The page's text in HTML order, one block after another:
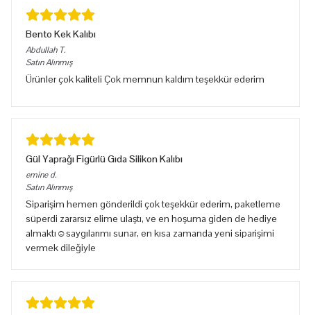
Bento Kek Kalıbı
Abdullah T.
Satın Alınmış
Ürünler çok kaliteli Çok memnun kaldım teşekkür ederim
Gül Yaprağı Figürlü Gıda Silikon Kalıbı
emine d.
Satın Alınmış
Siparişim hemen gönderildi çok teşekkür ederim, paketleme
süperdi zararsız elime ulaştı, ve en hoşuma giden de hediye
almaktı☺️saygılarımı sunar, en kısa zamanda yeni siparişimi
vermek dileğiyle